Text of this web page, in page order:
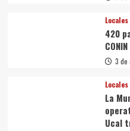
Locales
420
CONIN
3 de
Locales
La
Ucal